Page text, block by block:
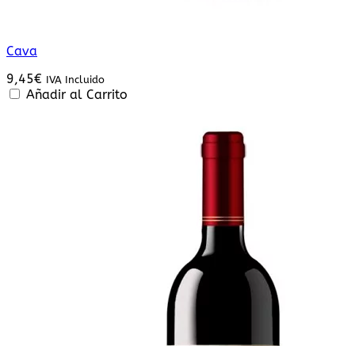
Cava
9,45€ IVA Incluido
Añadir al Carrito